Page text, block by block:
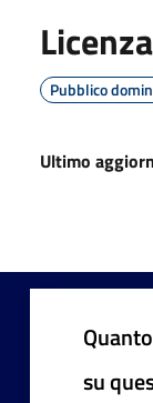
Pubblico
Ultimo
su